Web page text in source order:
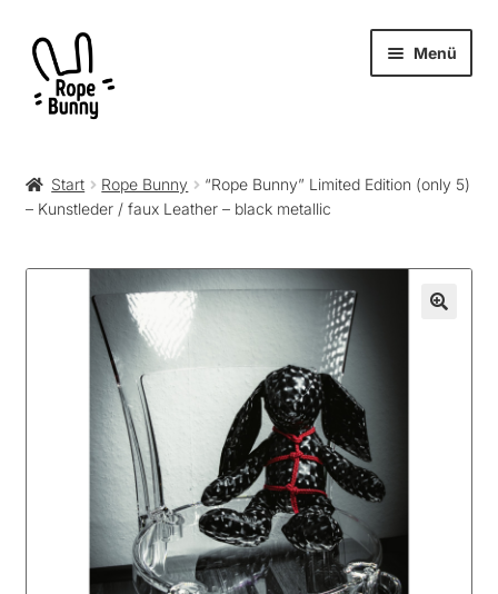
Zur
Navigation
springen
Zum
Inhalt
springen
Menü
öffnen
RopeBunny
Museum
Start Rope Bunny
“Rope Bunny” Limited Edition (only 5)
– Kunstleder / faux Leather – black metallic